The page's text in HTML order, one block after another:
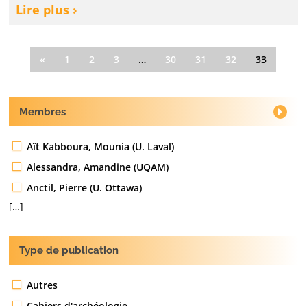
Lire plus ›
« 1 2 3 … 30 31 32 33
Membres
Aït Kabboura, Mounia (U. Laval)
Alessandra, Amandine (UQAM)
Anctil, Pierre (U. Ottawa)
[…]
Type de publication
Autres